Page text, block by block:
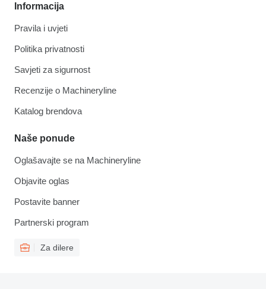
Informacija
Pravila i uvjeti
Politika privatnosti
Savjeti za sigurnost
Recenzije o Machineryline
Katalog brendova
Naše ponude
Oglašavajte se na Machineryline
Objavite oglas
Postavite banner
Partnerski program
Za dilere